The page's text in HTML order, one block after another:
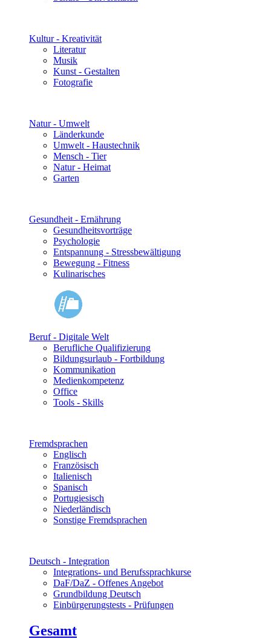
Kultur - Kreativität
Literatur
Musik
Kunst - Gestalten
Fotografie
Natur - Umwelt
Länderkunde
Umwelt - Haustechnik
Mensch - Tier
Natur - Heimat
Garten
Gesundheit - Ernährung
Gesundheitsvorträge
Psychologie
Entspannung - Stressbewältigung
Bewegung - Fitness
Kulinarisches
Beruf - Digitale Welt
Berufliche Qualifizierung
Bildungsurlaub - Fortbildung
Kommunikation
Medienkompetenz
Office
Tools - Skills
Fremdsprachen
Englisch
Französisch
Italienisch
Spanisch
Portugiesisch
Niederländisch
Sonstige Fremdsprachen
Deutsch - Integration
Integrations- und Berufssprachkurse
DaF/DaZ - Offenes Angebot
Grundbildung Deutsch
Einbürgerungstests - Prüfungen
Gesamt